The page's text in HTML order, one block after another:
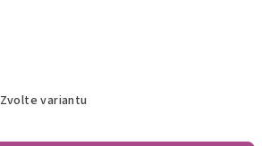
Zvolte variantu